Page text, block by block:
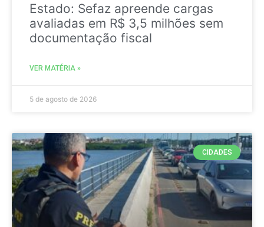
Estado: Sefaz apreende cargas
avaliadas em R$ 3,5 milhões sem
documentação fiscal
VER MATÉRIA »
5 de agosto de 2026
CIDADES